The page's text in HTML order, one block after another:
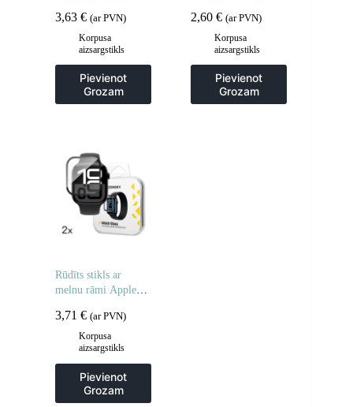
Pro / GT 3 / GT 3
Pro Full Glue 46 mm
– 2 gab.
3,63 € (ar PVN)
Korpusa
aizsargstikls
Pievienot
Grozam
aizsargstikliem – 2
2,60€ (ar PVN)
Korpusa
aizsargstikls
Pievienot
Grozam
Rūdīts stikls ar
melnu rāmi Apple
Glue – 2 gab.
3,71 € (ar PVN)
Korpusa
aizsargstikls
Pievienot
Grozam